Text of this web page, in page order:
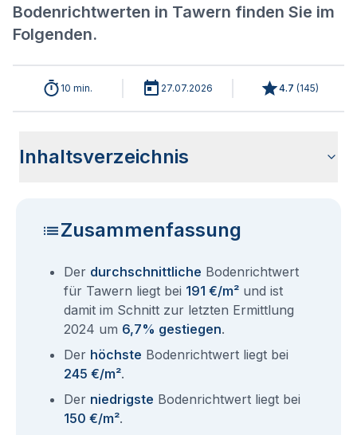
Bodenrichtwerten in Tawern finden Sie im
Folgenden.
10 min. 27.07.2026 4.7 (145)
Inhaltsverzeichnis
Zusammenfassung
Der durchschnittliche Bodenrichtwert
für Tawern liegt bei 191 €/m² und ist
damit im Schnitt zur letzten Ermittlung
2024 um 6,7% gestiegen.
Der höchste Bodenrichtwert liegt bei
245 €/m².
Der niedrigste Bodenrichtwert liegt bei
150 €/m².